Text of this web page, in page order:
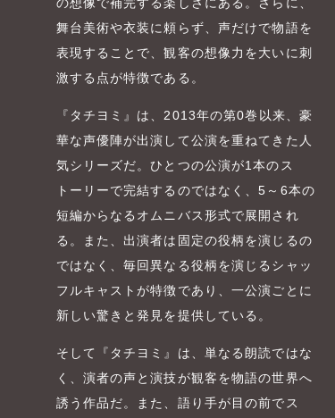
舞台美術や衣装に頼らず、声だけで物語を
表現することで、観客の想像力を大いに刺
激する点が特徴である。
『タチヨミ』は、2013年の第0巻以来、豪
華な声優陣が出演して公演を重ねてきた人
気シリーズだ。ひとつの公演が1本のス
トーリーで完結するのではなく、5～6本の
短編からなるオムニバス形式で展開され
る。また、出演者は固定の役柄を演じるの
ではなく、毎回異なる役柄を演じるシャッ
フルキャストが特徴であり、一公演ごとに
新しい驚きと発見を提供している。
そして『タチヨミ』は、単なる朗読ではな
く、演者の声と演技が観客を物語の世界へ
誘う作品だ。また、語り手が目の前でス